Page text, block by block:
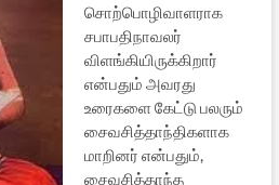
சொற்பொழிவாளராக
சபாபதிநாவலர்
விளங்கியிருக்கிறார்
என்பதும் அவரது
உரைகளை கேட்டு பலரும்
சைவசித்தாந்திகளாக
மாறினர் என்பதும்,
சைவசித்தாந்த